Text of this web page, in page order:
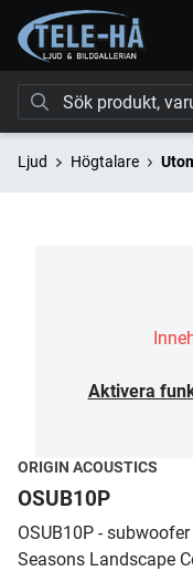
Ljud Högtalare
Aktivera
ORIGIN ACOUSTICS
OSUB10P
OSUB10P -
Seasons Landscape